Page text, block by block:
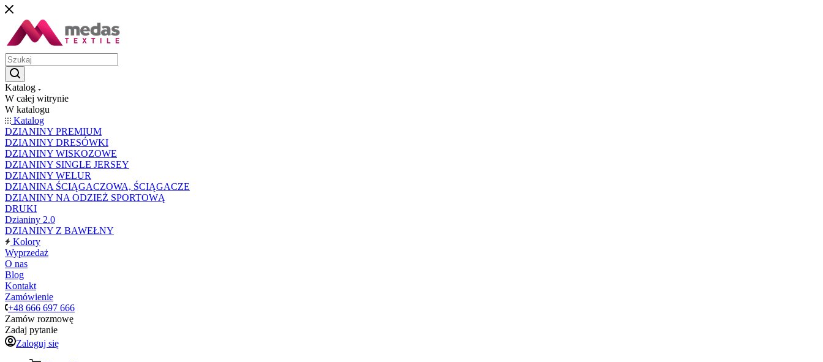
Katalog
W całej witrynie
W katalogu
Katalog
DZIANINY PREMIUM
DZIANINY DRESÓWKI
DZIANINY WISKOZOWE
DZIANINY SINGLE JERSEY
DZIANINY WELUR
DZIANINA ŚCIĄGACZOWA, ŚCIĄGACZE
DZIANINY NA ODZIEŻ SPORTOWĄ
DRUKI
Dzianiny 2.0
DZIANINY Z BAWEŁNY
Kolory
Wyprzedaż
O nas
Blog
Kontakt
Zamówienie
+48 666 697 666
Zamów rozmowę
Zadaj pytanie
Zaloguj się